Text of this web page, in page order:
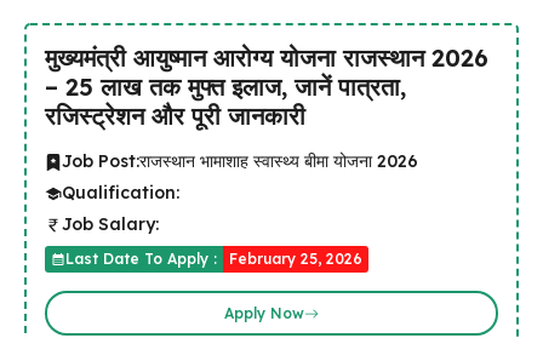
मुख्यमंत्री आयुष्मान आरोग्य योजना राजस्थान 2026
– ₹25 लाख तक मुफ्त इलाज, जानें पात्रता,
रजिस्ट्रेशन और पूरी जानकारी
Job Post:राजस्थान भामाशाह स्वास्थ्य बीमा योजना 2026
Qualification:
Job Salary:
Last Date To Apply : February 25, 2026
Apply Now